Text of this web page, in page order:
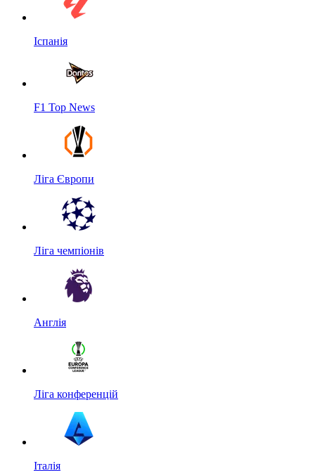
Іспанія
F1 Top News
Ліга Європи
Ліга чемпіонів
Англія
Ліга конференцій
Італія